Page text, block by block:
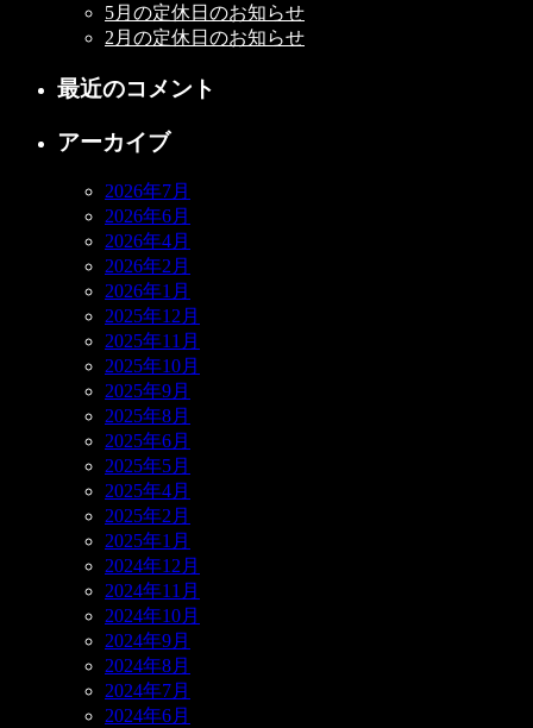
5月の定休日のお知らせ
2月の定休日のお知らせ
最近のコメント
アーカイブ
2026年7月
2026年6月
2026年4月
2026年2月
2026年1月
2025年12月
2025年11月
2025年10月
2025年9月
2025年8月
2025年6月
2025年5月
2025年4月
2025年2月
2025年1月
2024年12月
2024年11月
2024年10月
2024年9月
2024年8月
2024年7月
2024年6月